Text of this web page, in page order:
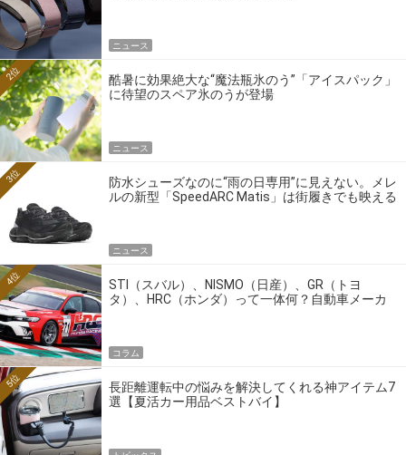
ニュース
酷暑に効果絶大な“魔法瓶氷のう”「アイスパック」
に待望のスペア氷のうが登場
2位
ニュース
防水シューズなのに“雨の日専用”に見えない。メレ
ルの新型「SpeedARC Matis」は街履きでも映える
3位
ニュース
STI（スバル）、NISMO（日産）、GR（トヨ
タ）、HRC（ホンダ）って一体何？自動車メーカ
4位
コラム
長距離運転中の悩みを解決してくれる神アイテム7
選【夏活カー用品ベストバイ】
5位